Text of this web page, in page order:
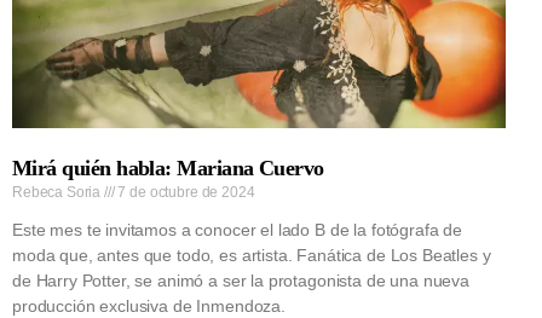
Mirá quién habla: Mariana Cuervo
Rebeca Soria 7 de octubre de 2024
Este mes te invitamos a conocer el lado B de la fotógrafa de
moda que, antes que todo, es artista. Fanática de Los Beatles y
de Harry Potter, se animó a ser la protagonista de una nueva
producción exclusiva de Inmendoza.